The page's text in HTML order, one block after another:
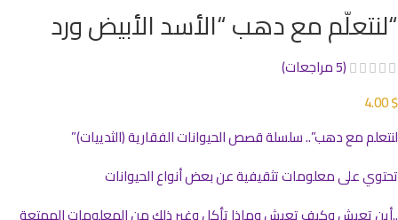
“لنتعلّم مع دهب “الأسد الأبيض ورد
(
5مراجعات)
4.00$
لنتعلم مع دهب”.. سلسلة قصص الحيوانات الفقارية (الثدييات)”
تحتوي على معلومات تثقيفية عن بعض أنواع الحيوانات